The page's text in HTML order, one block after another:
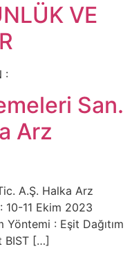
VE
:
San.
Arz
A.Ş. Halka Arz
10-11 Ekim 2023
Yöntemi : Eşit Dağıtım
BIST […]